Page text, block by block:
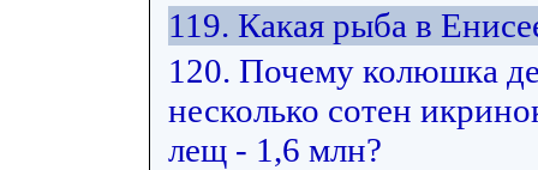
119. Какая рыба в
120. Почему колюшка
несколько сотен
лещ - 1,6 млн?